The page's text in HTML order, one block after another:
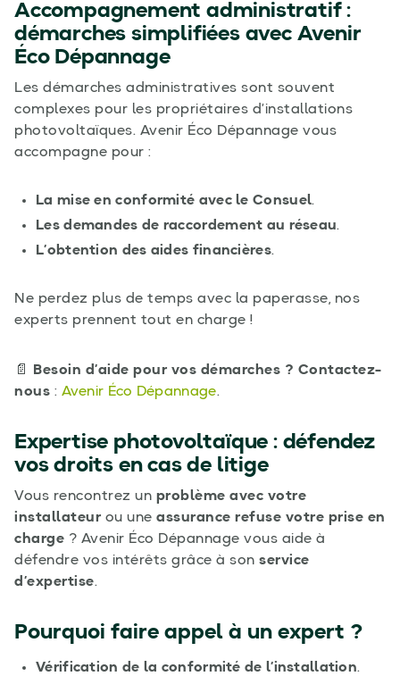
Accompagnement administratif :
démarches simplifiées avec Avenir
Éco Dépannage
Les démarches administratives sont souvent
complexes pour les propriétaires d’installations
photovoltaïques. Avenir Éco Dépannage vous
accompagne pour :
La mise en conformité avec le Consuel.
Les demandes de raccordement au réseau.
L’obtention des aides financières.
Ne perdez plus de temps avec la paperasse, nos
experts prennent tout en charge !
📄
Besoin d’aide pour vos démarches ? Contactez-
nous : Avenir Éco Dépannage.
Expertise photovoltaïque : défendez
vos droits en cas de litige
Vous rencontrez un problème avec votre
installateur ou une assurance refuse votre prise en
charge ? Avenir Éco Dépannage vous aide à
défendre vos intérêts grâce à son service
d’expertise.
Pourquoi faire appel à un expert ?
Vérification de la conformité de l’installation.